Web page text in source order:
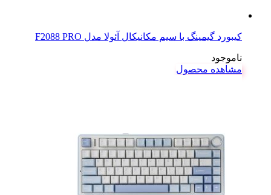
کیبورد گیمینگ با سیم مکانیکال آئولا مدل F2088 PRO
ناموجود
مشاهده محصول